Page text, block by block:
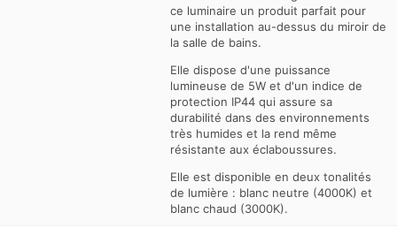
ce luminaire un produit parfait pour
une installation au-dessus du miroir de
la salle de bains.
Elle dispose d'une puissance
lumineuse de 5W et d'un indice de
protection IP44 qui assure sa
durabilité dans des environnements
très humides et la rend même
résistante aux éclaboussures.
Elle est disponible en deux tonalités
de lumière : blanc neutre (4000K) et
blanc chaud (3000K).